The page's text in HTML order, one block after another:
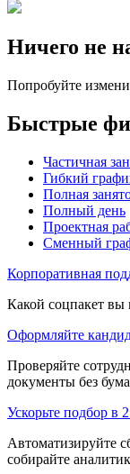
Ничего не
Попробуйте
Быстрые
Частичная
Гибкий
Полная
Полный день
Проектная
Сменный
Корпоративная
Какой соцпакет вы
Оформляйте
Проверяйте
документы без
Ускорьте подбор в
Автоматизируйте
собирайте